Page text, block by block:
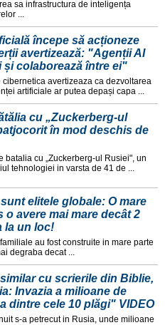
sa infrastructura de inteligența
...
începe să acționeze
avertizează: "Agenții AI
și colaborează între ei"
cibernetica avertizeaza ca dezvoltarea
artificiale ar putea depași capa ...
cu „Zuckerberg-ul
în mod deschis de
batalia cu „Zuckerberg-ul Rusiei", un
tehnologiei in varsta de 41 de ...
elitele globale: O mare
o avere mai mare decât 2
la un loc!
au fost construite in mare parte
degraba decat ...
cu scrierile din Biblie,
Invazia a milioane de
dintre cele 10 plăgi" VIDEO
s-a petrecut in Rusia, unde milioane